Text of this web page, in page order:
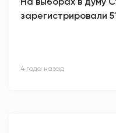
зарегистрировали
4 года назад